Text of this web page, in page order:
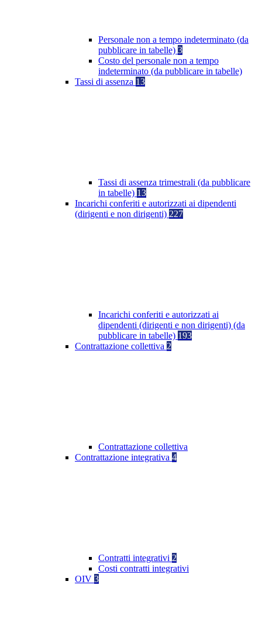
Personale non a tempo indeterminato (da
pubblicare in tabelle) 3
Costo del personale non a tempo
indeterminato (da pubblicare in tabelle)
Tassi di assenza 13
Tassi di assenza trimestrali (da pubblicare
in tabelle) 13
Incarichi conferiti e autorizzati ai dipendenti
(dirigenti e non dirigenti) 227
Incarichi conferiti e autorizzati ai
dipendenti (dirigenti e non dirigenti) (da
pubblicare in tabelle) 193
Contrattazione collettiva 2
Contrattazione collettiva
Contrattazione integrativa 4
Contratti integrativi 2
Costi contratti integrativi
OIV 3